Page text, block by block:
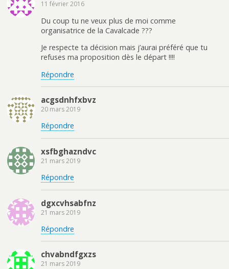
11 février 2016
Du coup tu ne veux plus de moi comme
organisatrice de la Cavalcade ???
Je respecte ta décision mais j’aurai préféré que tu
refuses ma proposition dès le départ !!!!
Répondre
acgsdnhfxbvz
20 mars 2019
Répondre
xsfbghazndvc
21 mars 2019
Répondre
dgxcvhsabfnz
21 mars 2019
Répondre
chvabndfgxzs
21 mars 2019